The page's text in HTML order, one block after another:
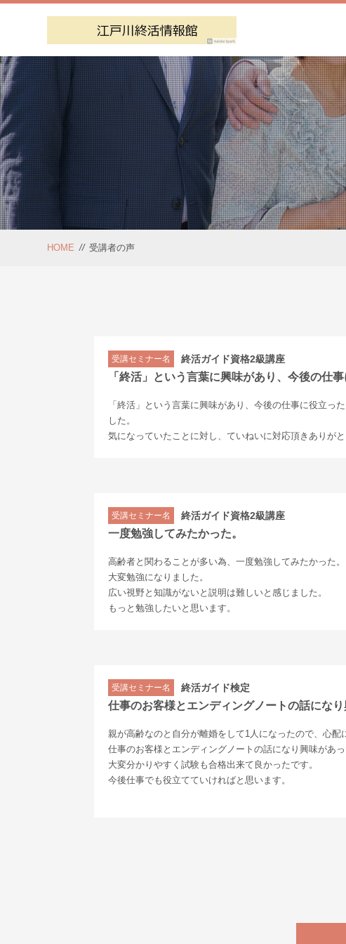
HOME // 受講者の声
受講セミナー名 終活ガイド資格2級講座
「終活」という言葉に興味があり、今後の仕
「終活」という言葉に興味があり、今後の仕事に役立っ
した。
気になっていたことに対し、ていねいに対応頂きありがと
受講セミナー名 終活ガイド資格2級講座
一度勉強してみたかった。
高齢者と関わることが多い為、一度勉強してみたかった。
大変勉強になりました。
広い視野と知識がないと説明は難しいと感じました。
もっと勉強したいと思います。
受講セミナー名 終活ガイド検定
仕事のお客様とエンディングノートの話になり
親が高齢なのと自分が離婚をして1人になったので、心配
仕事のお客様とエンディングノートの話になり興味があっ
大変分かりやすく試験も合格出来て良かったです。
今後仕事でも役立てていければと思います。